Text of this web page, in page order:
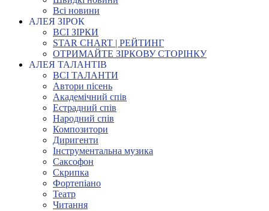
Всі новини
АЛЕЯ ЗІРОК
ВСІ ЗІРКИ
STAR CHART | РЕЙТИНГ
ОТРИМАЙТЕ ЗІРКОВУ СТОРІНКУ
АЛЕЯ ТАЛАНТІВ
ВСІ ТАЛАНТИ
Автори пісень
Академічний спів
Естрадний спів
Народний спів
Композитори
Диригенти
Інструментальна музика
Саксофон
Скрипка
Фортепіано
Театр
Читання